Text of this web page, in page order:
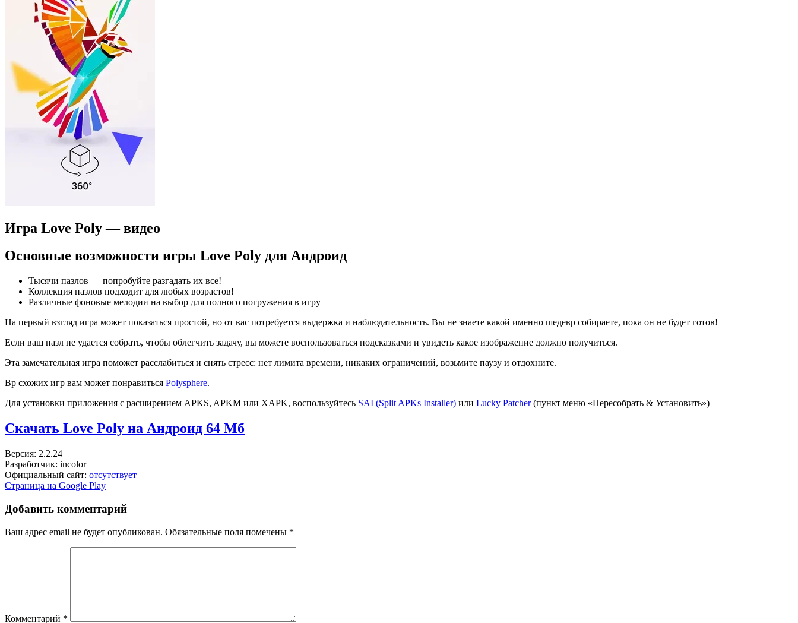
Игра Love Poly — видео
Основные возможности игры Love Poly для Андроид
Тысячи пазлов — попробуйте разгадать их все!
Коллекция пазлов подходит для любых возрастов!
Различные фоновые мелодии на выбор для полного погружения в игру
На первый взгляд игра может показаться простой, но от вас потребуется выдержка и наблюдательность. Вы не знаете какой именно шедевр собираете, пока он не будет готов!
Если ваш пазл не удается собрать, чтобы облегчить задачу, вы можете воспользоваться подсказками и увидеть какое изображение должно получиться.
Эта замечательная игра поможет расслабиться и снять стресс: нет лимита времени, никаких ограничений, возьмите паузу и отдохните.
Bp схожих игр вам может понравиться Polysphere.
Для установки приложения с расширением APKS, APKM или XAPK, воспользуйтесь SAI (Split APKs Installer) или Lucky Patcher(пункт меню «Пересобрать & Установить»)
Скачать Love Poly на Андроид 64 Мб
Версия: 2.2.24
Разработчик: incolor
Официальный сайт: отсутствует
Страница на Google Play
Добавить комментарий
Ваш адрес email не будет опубликован. Обязательные поля помечены *
Комментарий *